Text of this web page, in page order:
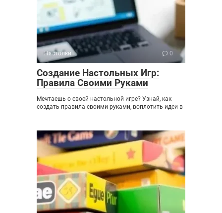
Настолки 0
Создание Настольных Игр:
Правила Своими Руками
Мечтаешь о своей настольной игре? Узнай, как
создать правила своими руками, воплотить идеи в